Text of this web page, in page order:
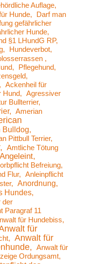
Auflage
Hunde
Darf man
gefährlicher
Hunde
§1 LHundG RP
Hundeverbot
Pflegehund
Ackenheil für
Hund
Agressiver
Bullterrier
Amerian
Bulldog
Pittbull Terrier
Amtliche Tötung
Angeleint
Befreiung
Flur
Anleinpflicht
Anordnung
Hundes
der
Paragraf 11
für Hundebiss
für
Anwalt für
Anwalt für
Ordungsamt